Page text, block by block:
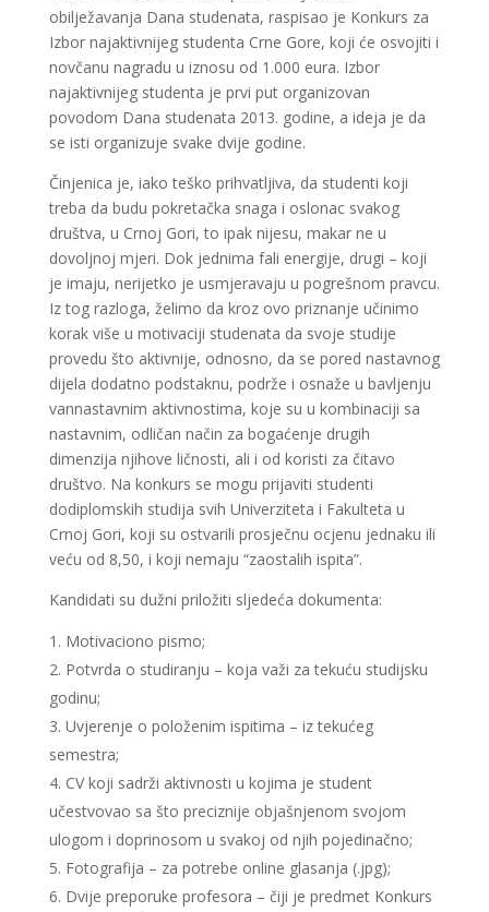
obilježavanja Dana studenata, raspisao je Konkurs za
Izbor najaktivnijeg studenta Crne Gore, koji će osvojiti i
novčanu nagradu u iznosu od 1.000 eura. Izbor
najaktivnijeg studenta je prvi put organizovan
povodom Dana studenata 2013. godine, a ideja je da
se isti organizuje svake dvije godine.
Činjenica je, iako teško prihvatljiva, da studenti koji
treba da budu pokretačka snaga i oslonac svakog
društva, u Crnoj Gori, to ipak nijesu, makar ne u
dovoljnoj mjeri. Dok jednima fali energije, drugi – koji
je imaju, nerijetko je usmjeravaju u pogrešnom pravcu.
Iz tog razloga, želimo da kroz ovo priznanje učinimo
korak više u motivaciji studenata da svoje studije
provedu što aktivnije, odnosno, da se pored nastavnog
dijela dodatno podstaknu, podrže i osnaže u bavljenju
vannastavnim aktivnostima, koje su u kombinaciji sa
nastavnim, odličan način za bogaćenje drugih
dimenzija njihove ličnosti, ali i od koristi za čitavo
društvo. Na konkurs se mogu prijaviti studenti
dodiplomskih studija svih Univerziteta i Fakulteta u
Crnoj Gori, koji su ostvarili prosječnu ocjenu jednaku ili
veću od 8,50, i koji nemaju “zaostalih ispita”.
Kandidati su dužni priložiti sljedeća dokumenta:
Motivaciono pismo;
Potvrda o studiranju – koja važi za tekuću studijsku
godinu;
Uvjerenje o položenim ispitima – iz tekućeg
semestra;
CV koji sadrži aktivnosti u kojima je student
učestvovao sa što preciznije objašnjenom svojom
ulogom i doprinosom u svakoj od njih pojedinačno;
Fotografija – za potrebe online glasanja (.jpg);
Dvije preporuke profesora – čiji je predmet Konkurs